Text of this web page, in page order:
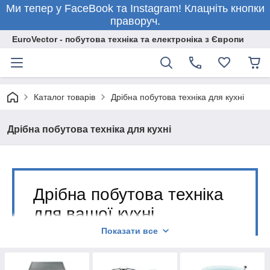
Ми тепер у FaceBook та Instagram! Клацніть кнопки
праворуч.
EuroVector - побутова техніка та електроніка з Європи
Каталог товарів Дрібна побутова техніка для кухні
Дрібна побутова техніка для кухні
Дрібна побутова техніка
для вашої кухні
Прямі поставки з Європи. Тільки оригінальна
Показати все